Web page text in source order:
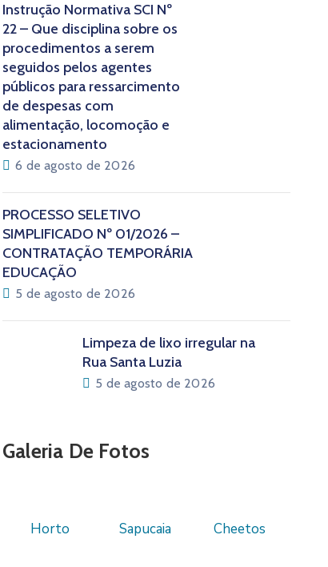
Instrução Normativa SCI Nº
22 – Que disciplina sobre os
procedimentos a serem
seguidos pelos agentes
públicos para ressarcimento
de despesas com
alimentação, locomoção e
estacionamento
6 de agosto de 2026
PROCESSO SELETIVO
SIMPLIFICADO Nº 01/2026 –
CONTRATAÇÃO TEMPORÁRIA
EDUCAÇÃO
5 de agosto de 2026
Limpeza de lixo irregular na
Rua Santa Luzia
5 de agosto de 2026
Galeria De Fotos
Horto Sapucaia Cheetos